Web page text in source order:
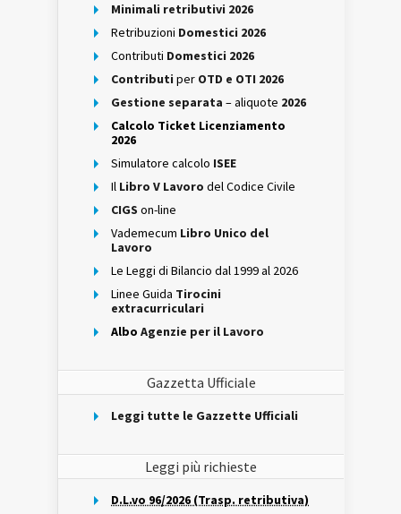
Minimali retributivi 2026
Retribuzioni Domestici 2026
Contributi Domestici 2026
Contributi per OTD e OTI 2026
Gestione separata – aliquote 2026
Calcolo Ticket Licenziamento
2026
Simulatore calcolo ISEE
Il Libro V Lavoro del Codice Civile
CIGS on-line
Vademecum Libro Unico del
Lavoro
Le Leggi di Bilancio dal 1999 al 2026
Linee Guida Tirocini
extracurriculari
Albo Agenzie per il Lavoro
Gazzetta Ufficiale
Leggi tutte le Gazzette Ufficiali
Leggi più richieste
D.L.vo 96/2026 (Trasp. retributiva)